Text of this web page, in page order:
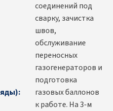
соединений под
сварку, зачистка
швов,
обслуживание
переносных
газогенераторов и
подготовка
газовых баллонов
к работе. На 3-м